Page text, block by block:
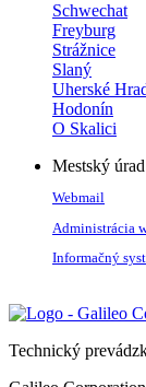
Schwechat
Freyburg
Strážnice
Slaný
Uherské
Hodonín
O Skalici
Mestský úrad
Webmail
Administrácia
Informačný
Technický